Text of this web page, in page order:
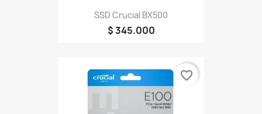
SSD Crucial BX500
$ 345.000
favorite_border